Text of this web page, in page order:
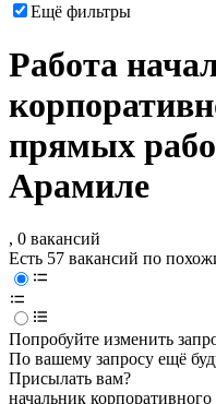
Ещё фильтры
Работа
прямых
Арамиле
, 0 вакансий
Есть 57 вакансий по
Попробуйте изменить
По вашему запросу ещё
Присылать вам?
начальник корпоративного